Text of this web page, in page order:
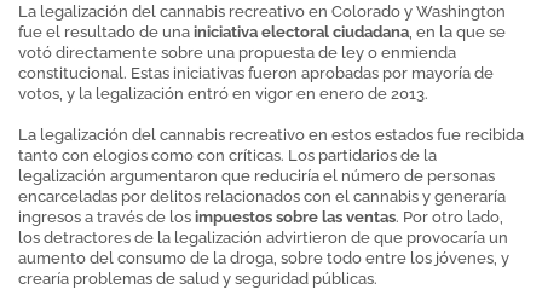
La legalización del cannabis recreativo en Colorado y Washington
fue el resultado de una iniciativa electoral ciudadana , en la que se
votó directamente sobre una propuesta de ley o enmienda
constitucional. Estas iniciativas fueron aprobadas por mayoría de
votos, y la legalización entró en vigor en enero de 2013.
La legalización del cannabis recreativo en estos estados fue recibida
tanto con elogios como con críticas. Los partidarios de la
legalización argumentaron que reduciría el número de personas
encarceladas por delitos relacionados con el cannabis y generaría
ingresos a través de los impuestos sobre las ventas. Por otro lado,
los detractores de la legalización advirtieron de que provocaría un
aumento del consumo de la droga, sobre todo entre los jóvenes, y
crearía problemas de salud y seguridad públicas.